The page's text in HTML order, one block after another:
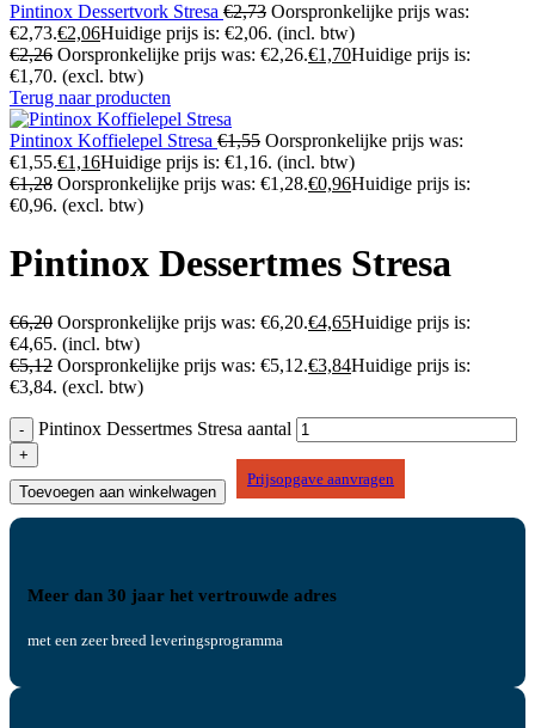
Pintinox Dessertvork Stresa €2,73 Oorspronkelijke prijs was:
€2,73.€2,06Huidige prijs is: €2,06. (incl. btw)
€2,26 Oorspronkelijke prijs was: €2,26.€1,70Huidige prijs is:
€1,70. (excl. btw)
Terug naar producten
Pintinox Koffielepel Stresa €1,55 Oorspronkelijke prijs was:
€1,55.€1,16Huidige prijs is: €1,16. (incl. btw)
€1,28 Oorspronkelijke prijs was: €1,28.€0,96Huidige prijs is:
€0,96. (excl. btw)
Pintinox Dessertmes Stresa
€6,20 Oorspronkelijke prijs was: €6,20.€4,65Huidige prijs is:
€4,65. (incl. btw)
€5,12 Oorspronkelijke prijs was: €5,12.€3,84Huidige prijs is:
€3,84. (excl. btw)
Pintinox Dessertmes Stresa aantal
Toevoegen aan winkelwagen
Prijsopgave aanvragen
Meer dan 30 jaar het vertrouwde adres
met een zeer breed leveringsprogramma